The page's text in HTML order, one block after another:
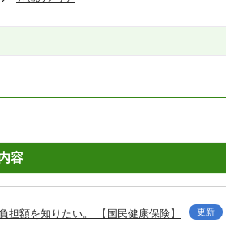
容
担額を知りたい。 【国民健康保険】 更新